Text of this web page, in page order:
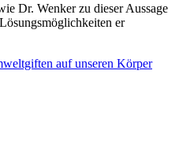
Dr. Wenker zu dieser Aussage
er
auf unseren Körper